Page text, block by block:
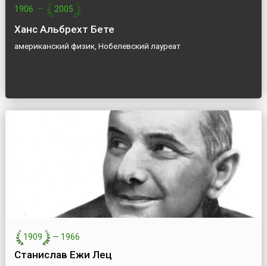
1906 — 2005
Ханс Альбрехт Бете
американский физик, Нобелевский лауреат
1909 — 1966
Станислав Ежи Лец